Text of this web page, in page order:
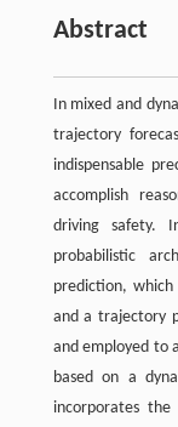
Abstract
In mixed and
trajectory
indispensable
accomplish
driving safety.
probabilistic
prediction,
and a trajectory
and employed to
based on a
incorporates